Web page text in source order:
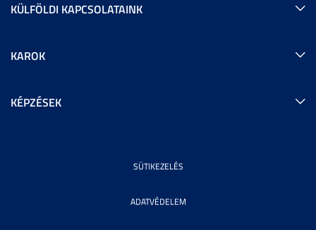
KÜLFÖLDI KAPCSOLATAINK
KAROK
KÉPZÉSEK
SÜTIKEZELÉS
ADATVÉDELEM